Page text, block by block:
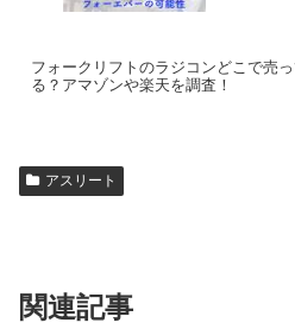
フォークリフトのラジコンどこで売
る？アマゾンや楽天を調査！
アスリート
関連記事